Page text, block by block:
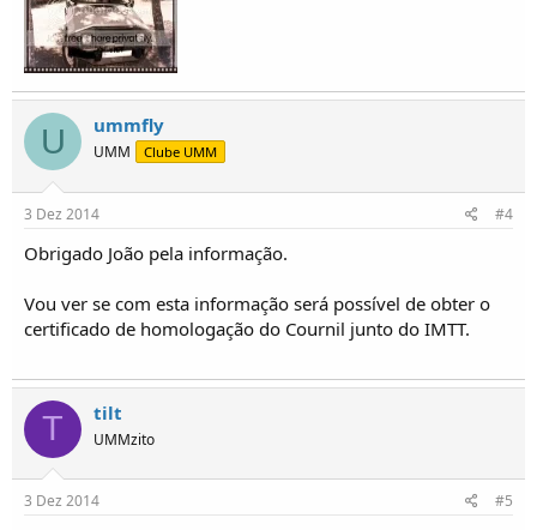
U ummfly
UMM Clube UMM
3 Dez 2014 #4
Obrigado João pela informação.
Vou ver se com esta informação será possível de obter o
certificado de homologação do Cournil junto do IMTT.
T tilt
UMMzito
3 Dez 2014 #5